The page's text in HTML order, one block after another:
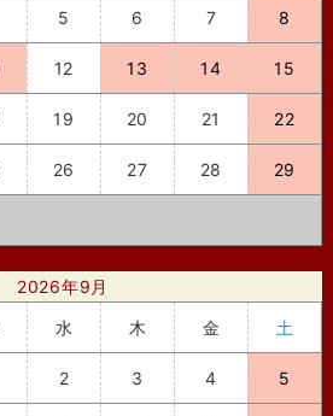
5 6 7 8
12 13 14 15
19 20 21 22
26 27 28 29
2026年9月
水 木 金 土
2 3 4 5